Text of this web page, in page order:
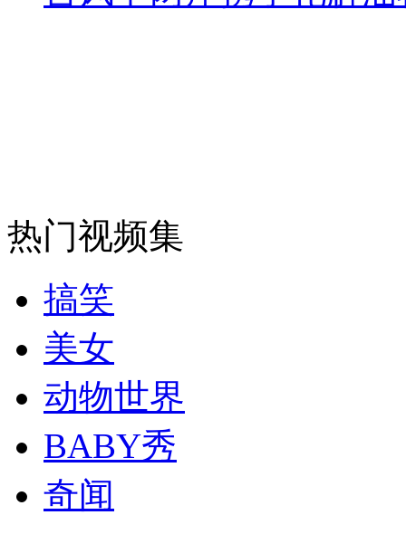
热门视频集
搞笑
美女
动物世界
BABY秀
奇闻